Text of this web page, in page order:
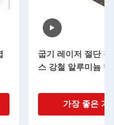
굽기 레이저 절단
스 강철 알루미늄 탄
가장 좋은 가